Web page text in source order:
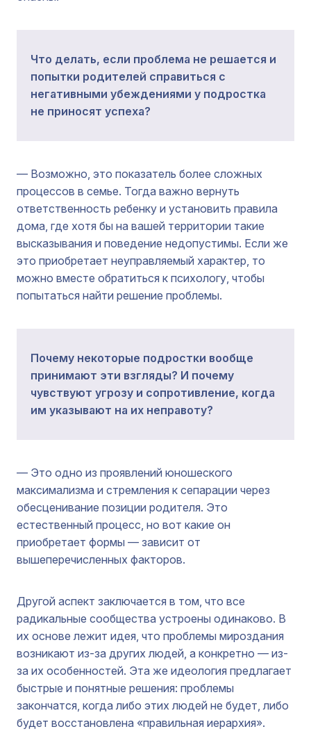
Что делать, если проблема не решается и
попытки родителей справиться с
негативными убеждениями у подростка
не приносят успеха?
— Возможно, это показатель более сложных
процессов в семье. Тогда важно вернуть
ответственность ребенку и установить правила
дома, где хотя бы на вашей территории такие
высказывания и поведение недопустимы. Если же
это приобретает неуправляемый характер, то
можно вместе обратиться к психологу, чтобы
попытаться найти решение проблемы.
Почему некоторые подростки вообще
принимают эти взгляды? И почему
чувствуют угрозу и сопротивление, когда
им указывают на их неправоту?
— Это одно из проявлений юношеского
максимализма и стремления к сепарации через
обесценивание позиции родителя. Это
естественный процесс, но вот какие он
приобретает формы — зависит от
вышеперечисленных факторов.
Другой аспект заключается в том, что все
радикальные сообщества устроены одинаково. В
их основе лежит идея, что проблемы мироздания
возникают из-за других людей, а конкретно — из-
за их особенностей. Эта же идеология предлагает
быстрые и понятные решения: проблемы
закончатся, когда либо этих людей не будет, либо
будет восстановлена «правильная иерархия».